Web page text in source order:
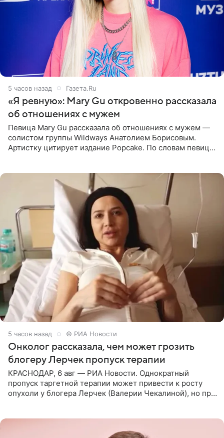
5 часов назад Газета.Ru
«Я ревную»: Mary Gu откровенно рассказала
об отношениях с мужем
Певица Mary Gu рассказала об отношениях с мужем —
солистом группы Wildways Анатолием Борисовым.
Артистку цитирует издание Popcake. По словам певицы,
5 часов назад © РИА Новости
Онколог рассказала, чем может грозить
блогеру Лерчек пропуск терапии
КРАСНОДАР, 6 авг — РИА Новости. Однократный
пропуск таргетной терапии может привести к росту
опухоли у блогера Лерчек (Валерии Чекалиной), но при